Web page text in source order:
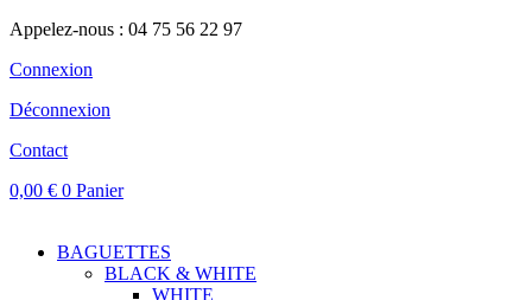
Appelez-nous : 04 75 56 22 97
Connexion
Déconnexion
Contact
0,00 € 0 Panier
BAGUETTES
BLACK & WHITE
WHITE